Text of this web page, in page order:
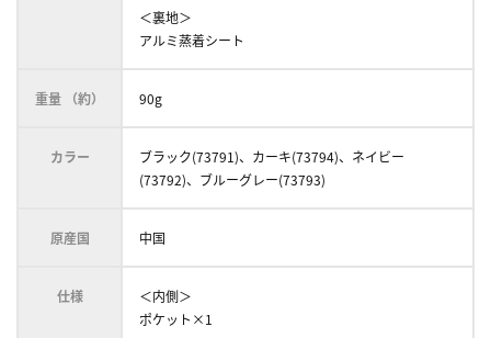
＜裏地＞
アルミ蒸着シート
重量 （約） 90g
カラー
ブラック(73791)、カーキ(73794)、ネイビー
(73792)、ブルーグレー(73793)
原産国 中国
仕様
＜内側＞
ポケット×1